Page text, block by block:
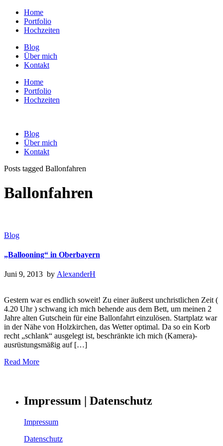
Home
Portfolio
Hochzeiten
Blog
Über mich
Kontakt
Home
Portfolio
Hochzeiten
Blog
Über mich
Kontakt
Posts tagged Ballonfahren
Ballonfahren
Blog
„Ballooning“ in Oberbayern
Juni 9, 2013 by AlexanderH
Gestern war es endlich soweit! Zu einer äußerst unchristlichen Zeit (
4.20 Uhr ) schwang ich mich behende aus dem Bett, um meinen 2
Jahre alten Gutschein für eine Ballonfahrt einzulösen. Startplatz war
in der Nähe von Holzkirchen, das Wetter optimal. Da so ein Korb
recht „schlank“ ausgelegt ist, beschränkte ich mich (Kamera)-
ausrüstungsmäßig auf […]
Read More
Impressum | Datenschutz
Impressum
Datenschutz